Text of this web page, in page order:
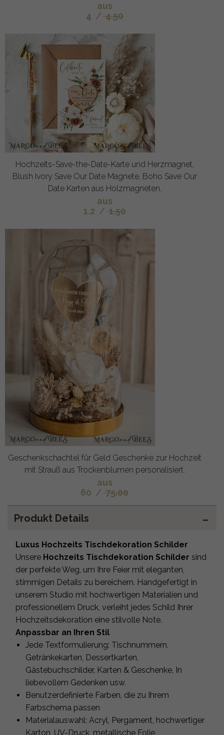
aus
4 / 4.50
Hochzeits-Save-the-Date-Karte und Herzmagnet,
Blush Ivory Save Our Date Magnete, Boho Save Our
Date Karten aus Holzmagneten.
aus
1.2 / 1.50
Geschenkschachtel für Geld Geschenke zur Hochzeit
mit Strauß aus Trockenblumen personalisiert.
aus
60 / 75.00
Produkt Details
Luxus Hochzeits Tischdekoration Schilder
Unsere Hochzeits Tischdekoration Schilder sind
der perfekte Weg, um Ihre Feier mit eleganten,
stimmigen Details zu bereichern. Handgefertigt in
unserem Studio mit hochwertigen Materialien und
professionellem Druck, verleiht jedes Schild Ihrer
Hochzeitsdekoration eine stilvolle Note.
Anpassbar an Ihren Stil
Jede Textformulierung: Tischnummern,
Getränkekarten, Dessertkarten,
Gästebuchschilder, Karten & Geschenke, In
liebevollem Gedenken usw.
Benutzerdefinierte Farben, die zu Ihrem
Farbschema passen
Materialauswahl: Acryl, Pergament, hochwertiger
Karton, UV-Druck, metallische Folie